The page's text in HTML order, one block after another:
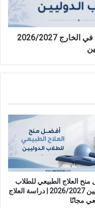
أفضل منح الصيدلة الممولة بالكامل في الخارج 2026/2027
منح العلاج الطبيعي للطلاب
الدوليين 2026/2027 | دراسة العلاج
مجانًا